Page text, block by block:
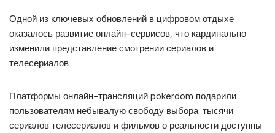
Одной из ключевых обновлений в цифровом отдыхе
оказалось развитие онлайн-сервисов, что кардинально
изменили представление смотрении сериалов и
телесериалов.
Платформы онлайн-трансляций pokerdom подарили
пользователям небывалую свободу выбора: тысячи
сериалов телесериалов и фильмов о реальности доступны